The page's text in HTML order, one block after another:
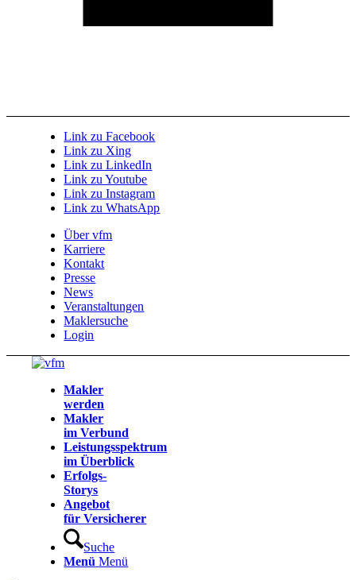
Link zu Facebook
Link zu Xing
Link zu LinkedIn
Link zu Youtube
Link zu Instagram
Link zu WhatsApp
Über vfm
Karriere
Kontakt
Presse
News
Veranstaltungen
Maklersuche
Login
Makler
werden
Makler
im Verbund
Leistungsspektrum
im Überblick
Erfolgs-
Storys
Angebot
für Versicherer
Suche
Menü Menü